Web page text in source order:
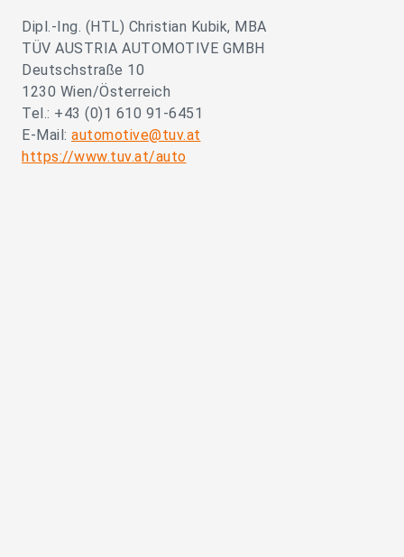
Dipl.-Ing. (HTL) Christian Kubik, MBA
TÜV AUSTRIA AUTOMOTIVE GMBH
Deutschstraße 10
1230 Wien/Österreich
Tel.: +43 (0)1 610 91-6451
E-Mail: automotive@tuv.at
https://www.tuv.at/auto